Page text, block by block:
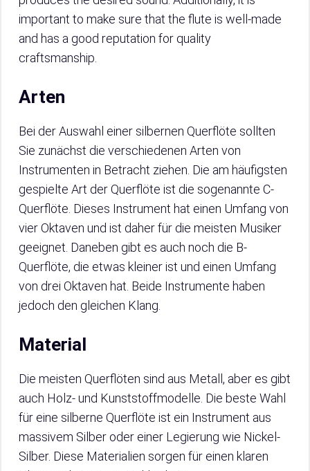
important to make sure that the flute is well-made
and has a good reputation for quality
craftsmanship.
Arten
Bei der Auswahl einer silbernen Querflöte sollten
Sie zunächst die verschiedenen Arten von
Instrumenten in Betracht ziehen. Die am häufigsten
gespielte Art der Querflöte ist die sogenannte C-
Querflöte. Dieses Instrument hat einen Umfang von
vier Oktaven und ist daher für die meisten Musiker
geeignet. Daneben gibt es auch noch die B-
Querflöte, die etwas kleiner ist und einen Umfang
von drei Oktaven hat. Beide Instrumente haben
jedoch den gleichen Klang.
Material
Die meisten Querflöten sind aus Metall, aber es gibt
auch Holz- und Kunststoffmodelle. Die beste Wahl
für eine silberne Querflöte ist ein Instrument aus
massivem Silber oder einer Legierung wie Nickel-
Silber. Diese Materialien sorgen für einen klaren